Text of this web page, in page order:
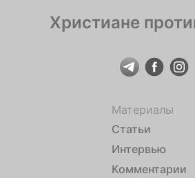
Христиане
Материалы
Статьи
Интервью
Комментарии